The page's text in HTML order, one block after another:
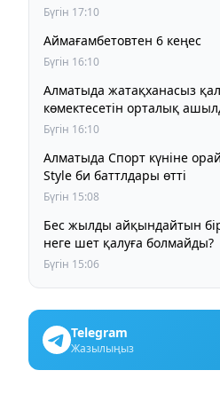
Бүгін 17:10
Аймағамбетовтен 6 кеңес
Бүгін 16:10
Алматыда жатақханасыз
көмектесетін орталық
Бүгін 16:10
Алматыда Спорт күніне
Style би баттлдары өтті
Бүгін 15:08
Бес жылды айқындайтын
неге шет қалуға болмайды?
Бүгін 15:06
Telegram
Жазылыңыз